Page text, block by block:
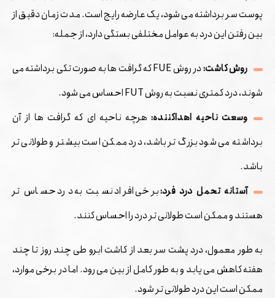
پوست سر برداشته می ‌شود، یک عارضه رایج است. مدت زمان دقیق از
بین رفتن این درد به عوامل مختلفی بستگی دارد، از جمله:
روش کاشت:
در روش FUE که گرافت‌ ها به صورت تکی برداشته می‌
شوند، درد کمتری نسبت به روش FUT احساس می‌ شود.
وسعت ناحیه اهداکننده:هرچه ناحیه ‌ای که گرافت ‌ها از آن
برداشته می ‌شود بزرگ‌ تر باشد، درد ممکن است بیشتر و طولانی‌ تر
باشد.
آستانه تحمل درد فرد:برخی افراد نسبت به درد حساس ‌تر
هستند و ممکن است طولانی ‌تر درد را احساس کنند.
به طور معمول، درد پشت سر بعد از کاشت ابرو طی چند روز تا چند
هفته کاهش می‌ یابد و به طور کامل از بین می ‌رود. اما در برخی موارد،
ممکن است این درد طولانی ‌تر شود.